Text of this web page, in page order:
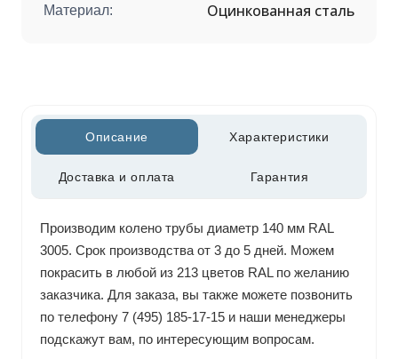
Материал: Оцинкованная сталь
Описание Характеристики
Доставка и оплата Гарантия
Производим колено трубы диаметр 140 мм RAL
3005. Срок производства от 3 до 5 дней. Можем
покрасить в любой из 213 цветов RAL по желанию
заказчика. Для заказа, вы также можете позвонить
по телефону 7 (495) 185-17-15 и наши менеджеры
подскажут вам, по интересующим вопросам.